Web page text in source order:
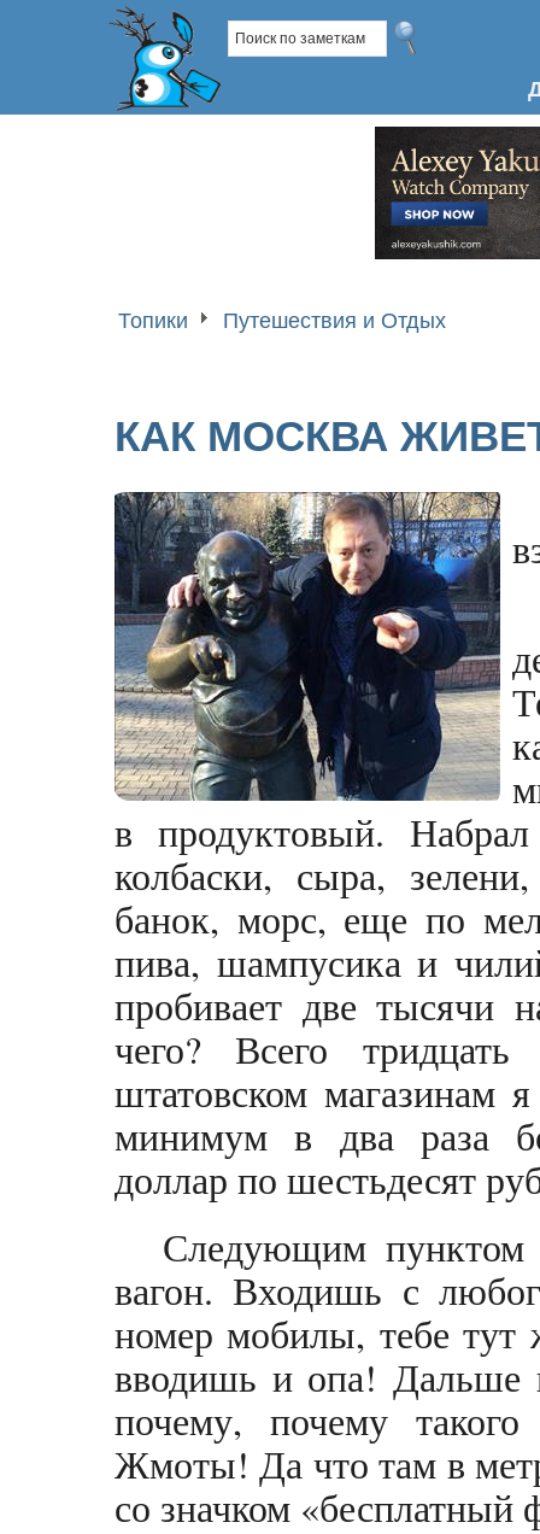
Топики Путешествия и Отдых
КАК МОСКВА
в продуктовый.
колбаски, сыра,
банок, морс, еще по
пива, шампусика и
пробивает две тысячи
чего? Всего
штатовском магазинам
минимум в два раза
доллар по шестьдесят
Следующим пунктом
вагон. Входишь с
номер мобилы, тебе
вводишь и опа! Дальше
почему, почему
Жмоты! Да что там в
со значком